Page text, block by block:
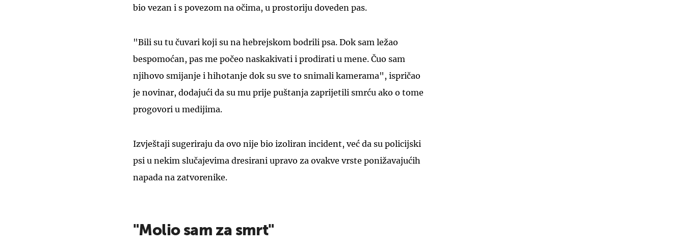
bio vezan i s povezom na očima, u prostoriju doveden pas.
"Bili su tu čuvari koji su na hebrejskom bodrili psa. Dok sam ležao
bespomoćan, pas me počeo naskakivati i prodirati u mene. Čuo sam
njihovo smijanje i hihotanje dok su sve to snimali kamerama", ispričao
je novinar, dodajući da su mu prije puštanja zaprijetili smrću ako o tome
progovori u medijima.
Izvještaji sugeriraju da ovo nije bio izoliran incident, već da su policijski
psi u nekim slučajevima dresirani upravo za ovakve vrste ponižavajućih
napada na zatvorenike.
"Molio sam za smrt"